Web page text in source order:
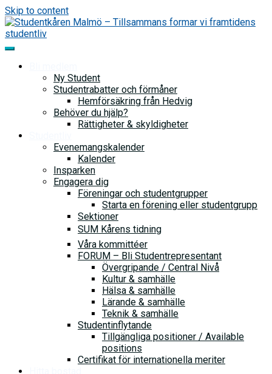
Skip to content
Ny Student
Studentrabatter och förmåner
Hemförsäkring från Hedvig
Behöver du hjälp?
Rättigheter & skyldigheter
Evenemangskalender
Kalender
Insparken
Engagera dig
Föreningar och studentgrupper
Starta en förening eller studentgrupp
Sektioner
SUM Kårens tidning
Våra kommittéer
FORUM – Bli Studentrepresentant
Övergripande / Central Nivå
Kultur & samhälle
Hälsa & samhälle
Lärande & samhälle
Teknik & samhälle
Studentinflytande
Tillgängliga positioner / Available
positions
Certifikat för internationella meriter